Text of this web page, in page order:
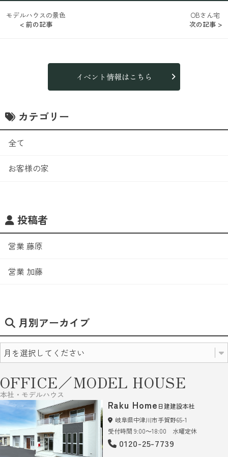
< 前の記事
モデルハウスの景色
OBさん宅
次の記事 >
イベント情報はこちら
カテゴリー
全て
お客様の家
投稿者
営業 藤原
営業 加藤
月別アーカイブ
OFFICE／MODEL HOUSE
本社・モデルハウス
Raku Home 日建建設本社
岐阜県中津川市手賀野65-1
受付時間 9:00～18:00 水曜定休
0120-25-7739